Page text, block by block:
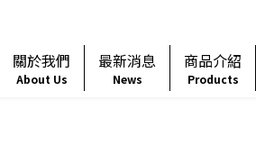
關於我們
About Us
最新消息
News
商品介紹
Products